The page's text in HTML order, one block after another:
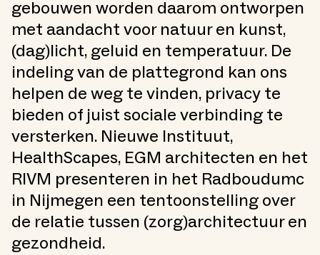
gebouwen worden daarom ontworpen
met aandacht voor natuur en kunst,
(dag)licht, geluid en temperatuur. De
indeling van de plattegrond kan ons
helpen de weg te vinden, privacy te
bieden of juist sociale verbinding te
versterken. Nieuwe Instituut,
HealthScapes, EGM architecten en het
RIVM presenteren in het Radboudumc
in Nijmegen een tentoonstelling over
de relatie tussen (zorg)architectuur en
gezondheid.